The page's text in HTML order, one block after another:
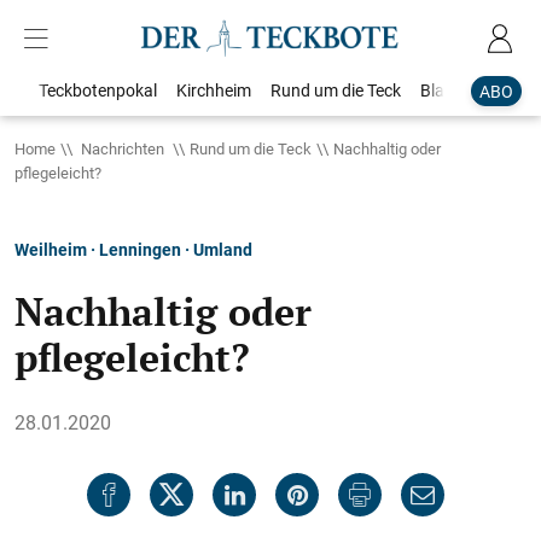
ABO
Teckbotenpokal Kirchheim Rund um die Teck Blaulicht
Home Nachrichten Rund um die Teck
Nachhaltig oder
pflegeleicht?
Weilheim · Lenningen · Umland
Nachhaltig oder
pflegeleicht?
28.01.2020